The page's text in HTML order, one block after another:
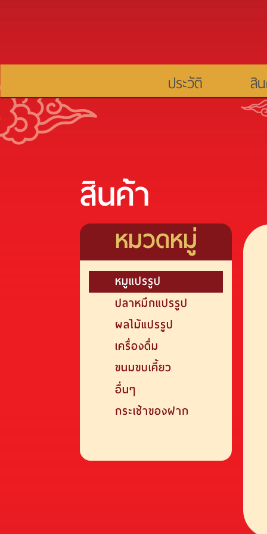
ประวัติ สิ
สินค้า
หมวดหมู่
หมูแปรรูป
ปลาหมึกแปรรูป
ผลไม้แปรรูป
เครื่องดื่ม
ขนมขบเคี้ยว
อื่นๆ
กระเช้าของฝาก